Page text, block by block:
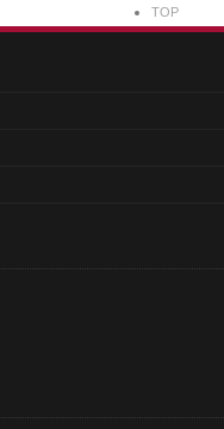
TOP